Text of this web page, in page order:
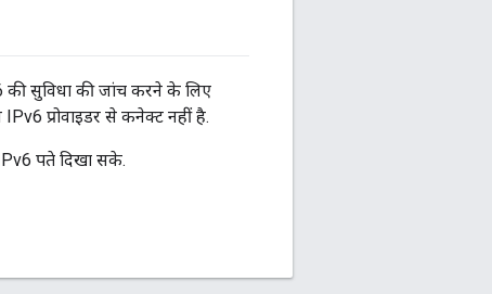
की सुविधा की जांच करने के लिए
प्रोवाइडर से कनेक्ट नहीं है.
IPv6 पते दिखा सके.